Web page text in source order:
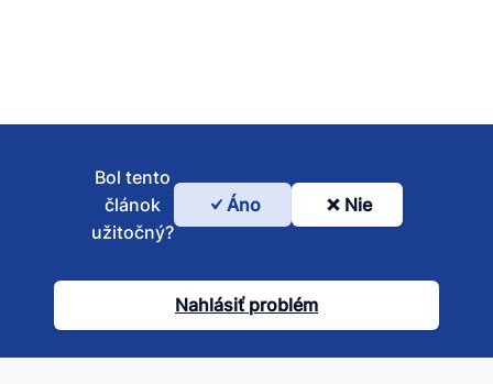
Bol
článok
užitočný?
Bol tento
článok
užitočný?
Áno Nie
Nahlásiť problém